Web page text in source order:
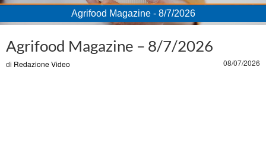
Agrifood Magazine - 8/7/2026
Unmute Loaded:
Agrifood Magazine – 8/7/2026
di Redazione Video 08/07/2026